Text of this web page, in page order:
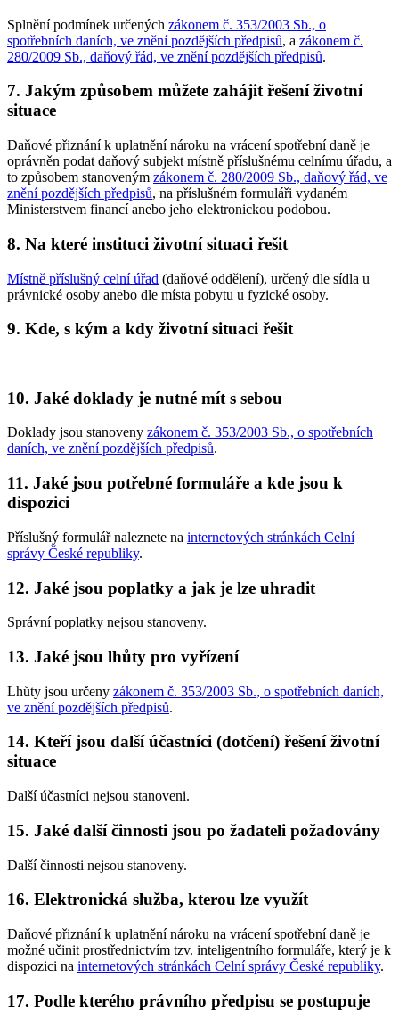
Splnění podmínek určených zákonem č. 353/2003 Sb., o
spotřebních daních, ve znění pozdějších předpisů, a zákonem č.
280/2009 Sb., daňový řád, ve znění pozdějších předpisů.
7. Jakým způsobem můžete zahájit řešení životní
situace
Daňové přiznání k uplatnění nároku na vrácení spotřební daně je
oprávněn podat daňový subjekt místně příslušnému celnímu úřadu, a
to způsobem stanoveným zákonem č. 280/2009 Sb., daňový řád, ve
znění pozdějších předpisů, na příslušném formuláři vydaném
Ministerstvem financí anebo jeho elektronickou podobou.
8. Na které instituci životní situaci řešit
Místně příslušný celní úřad (daňové oddělení), určený dle sídla u
právnické osoby anebo dle místa pobytu u fyzické osoby.
9. Kde, s kým a kdy životní situaci řešit
10. Jaké doklady je nutné mít s sebou
Doklady jsou stanoveny zákonem č. 353/2003 Sb., o spotřebních
daních, ve znění pozdějších předpisů.
11. Jaké jsou potřebné formuláře a kde jsou k
dispozici
Příslušný formulář naleznete na internetových stránkách Celní
správy České republiky.
12. Jaké jsou poplatky a jak je lze uhradit
Správní poplatky nejsou stanoveny.
13. Jaké jsou lhůty pro vyřízení
Lhůty jsou určeny zákonem č. 353/2003 Sb., o spotřebních daních,
ve znění pozdějších předpisů.
14. Kteří jsou další účastníci (dotčení) řešení životní
situace
Další účastníci nejsou stanoveni.
15. Jaké další činnosti jsou po žadateli požadovány
Další činnosti nejsou stanoveny.
16. Elektronická služba, kterou lze využít
Daňové přiznání k uplatnění nároku na vrácení spotřební daně je
možné učinit prostřednictvím tzv. inteligentního formuláře, který je k
dispozici na internetových stránkách Celní správy České republiky.
17. Podle kterého právního předpisu se postupuje